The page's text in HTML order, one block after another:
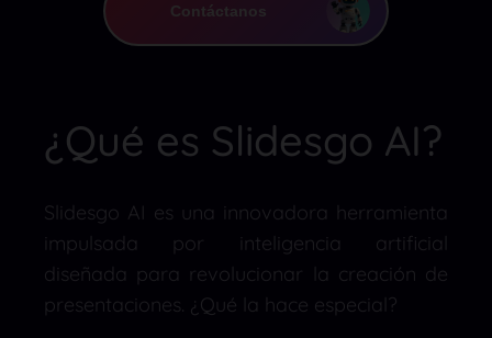
Contáctanos
¿Qué es Slidesgo AI?
Slidesgo AI es una innovadora herramienta
impulsada por inteligencia artificial
diseñada para revolucionar la creación de
presentaciones. ¿Qué la hace especial?